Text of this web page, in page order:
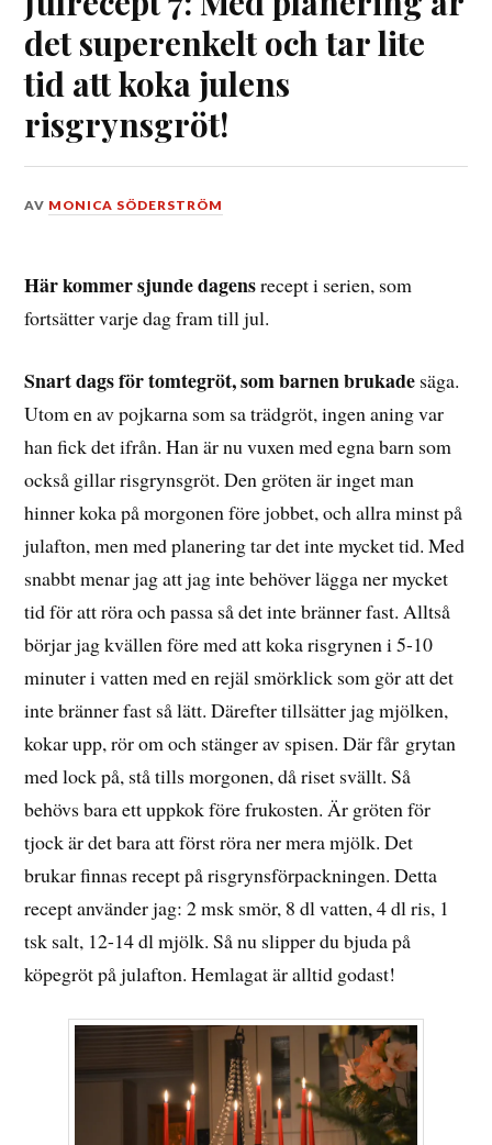
det superenkelt och tar lite
tid att koka julens
risgrynsgröt!
DEN
2021
AV MONICA SÖDERSTRÖM
Här kommer sjunde dagensrecept i serien, som
fortsätter varje dag fram till jul.
Snart dags för tomtegröt, som barnen brukade säga.
Utom en av pojkarna som sa trädgröt, ingen aning var
han fick det ifrån. Han är nu vuxen med egna barn som
också gillar risgrynsgröt. Den gröten är inget man
hinner koka på morgonen före jobbet, och allra minst på
julafton, men med planering tar det inte mycket tid. Med
snabbt menar jag att jag inte behöver lägga ner mycket
tid för att röra och passa så det inte bränner fast. Alltså
börjar jag kvällen före med att koka risgrynen i 5-10
minuter i vatten med en rejäl smörklick som gör att det
inte bränner fast så lätt. Därefter tillsätter jag mjölken,
kokar upp, rör om och stänger av spisen. Där får grytan
med lock på, stå tills morgonen, då riset svällt. Så
behövs bara ett uppkok före frukosten. Är gröten för
tjock är det bara att först röra ner mera mjölk. Det
brukar finnas recept på risgrynsförpackningen. Detta
recept använder jag: 2 msk smör, 8 dl vatten, 4 dl ris, 1
tsk salt, 12-14 dl mjölk. Så nu slipper du bjuda på
köpegröt på julafton. Hemlagat är alltid godast!